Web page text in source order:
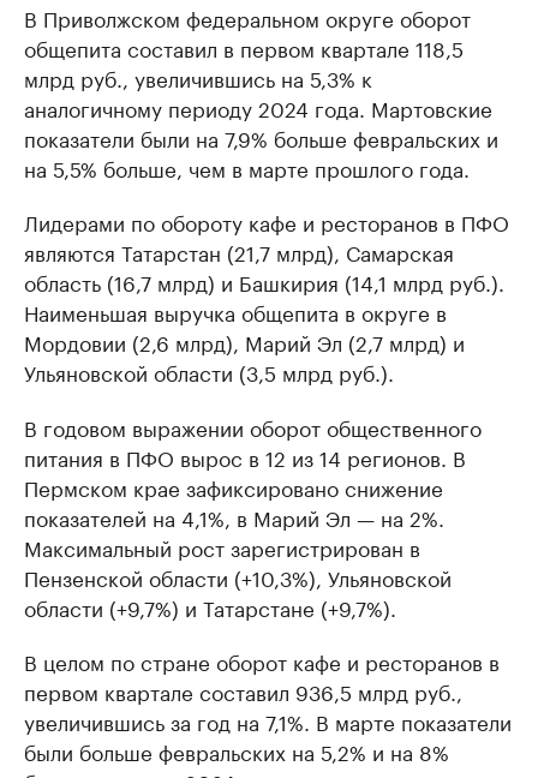
В Приволжском федеральном округе оборот
общепита составил в первом квартале 118,5
млрд руб., увеличившись на 5,3% к
аналогичному периоду 2024 года. Мартовские
показатели были на 7,9% больше февральских и
на 5,5% больше, чем в марте прошлого года.
Лидерами по обороту кафе и ресторанов в ПФО
являются Татарстан (21,7 млрд), Самарская
область (16,7 млрд) и Башкирия (14,1 млрд руб.).
Наименьшая выручка общепита в округе в
Мордовии (2,6 млрд), Марий Эл (2,7 млрд) и
Ульяновской области (3,5 млрд руб.).
В годовом выражении оборот общественного
питания в ПФО вырос в 12 из 14 регионов. В
Пермском крае зафиксировано снижение
показателей на 4,1%, в Марий Эл — на 2%.
Максимальный рост зарегистрирован в
Пензенской области (+10,3%), Ульяновской
области (+9,7%) и Татарстане (+9,7%).
В целом по стране оборот кафе и ресторанов в
первом квартале составил 936,5 млрд руб.,
увеличившись за год на 7,1%. В марте показатели
были больше февральских на 5,2% и на 8%